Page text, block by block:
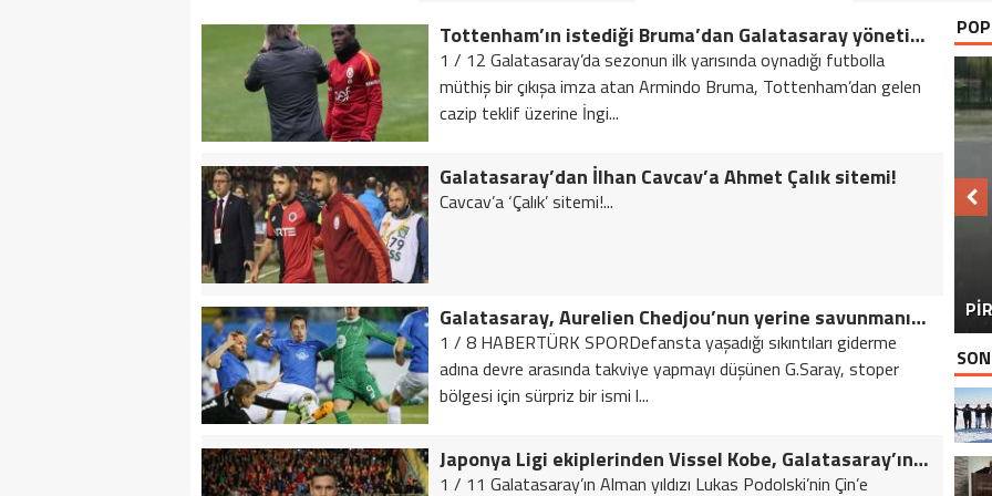
Tottenham’ın istediği Bruma’dan Galatasaray yönetimine:
1 / 12 Galatasaray’da sezonun ilk yarısında oynadığı futbolla
müthiş bir çıkışa imza atan Armindo Bruma, Tottenham’dan gelen
cazip teklif üzerine İngi...
Galatasaray’dan İlhan Cavcav’a Ahmet Çalık sitemi!
Cavcav’a ‘Çalık’ sitemi!...
Galatasaray, Aurelien Chedjou’nun yerine savunmanın göbeğine Norveçli Vegard Forren’i gündemine aldı
1 / 8 HABERTÜRK SPORDefansta yaşadığı sıkıntıları giderme
adına devre arasında takviye yapmayı düşünen G.Saray, stoper
bölgesi için sürpriz bir ismi l...
Japonya Ligi ekiplerinden Vissel Kobe, Galatasaray’ın 31 yaşındaki yıldızı Lukas Podolski ile ilgileniyor
1 / 11 Galatasaray’ın Alman yıldızı Lukas Podolski’nin Çin’e